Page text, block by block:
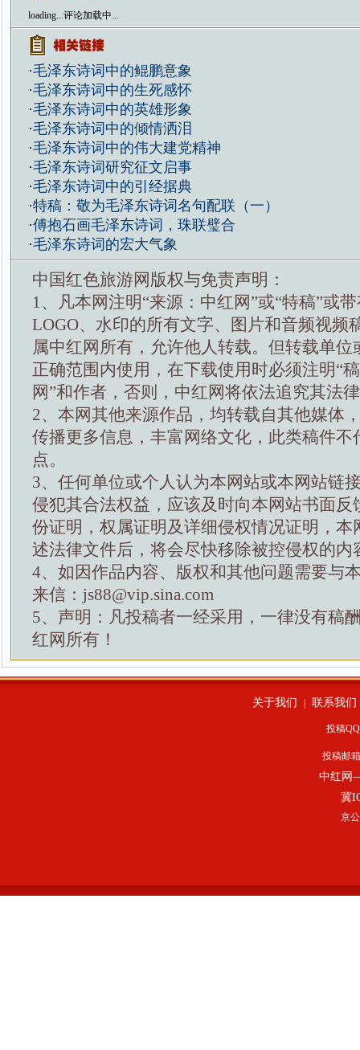
loading...评论加载中...
·毛泽东诗词中的鲲鹏意象
·毛泽东诗词中的生死感怀
·毛泽东诗词中的英雄形象
·毛泽东诗词中的倾情洒泪
·毛泽东诗词中的伟大建党精神
·毛泽东诗词研究征文启事
·毛泽东诗词中的引经据典
·特稿：敬为毛泽东诗词名句配联（一）
·傅抱石画毛泽东诗词，珠联璧合
·毛泽东诗词的宏大气象
中国红色旅游网版权与免责声明：
1、凡本网注明“来源：中红网”或“特稿”或
LOGO、水印的所有文字、图片和音频视频
属中红网所有，允许他人转载。但转载单位
正确范围内使用，在下载使用时必须注明“
网”和作者，否则，中红网将依法追究其法
2、本网其他来源作品，均转载自其他媒体
传播更多信息，丰富网络文化，此类稿件不
点。
3、任何单位或个人认为本网站或本网站链
侵犯其合法权益，应该及时向本网站书面反
份证明，权属证明及详细侵权情况证明，本
述法律文件后，将会尽快移除被控侵权的内
4、如因作品内容、版权和其他问题需要与
来信：js88@vip.sina.com
5、声明：凡投稿者一经采用，一律没有稿
红网所有！
关于我们 联系我们
投稿
投稿邮
中红网
冀
京